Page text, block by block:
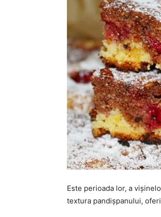
Este perioada lor, a
textura pandișpanului,